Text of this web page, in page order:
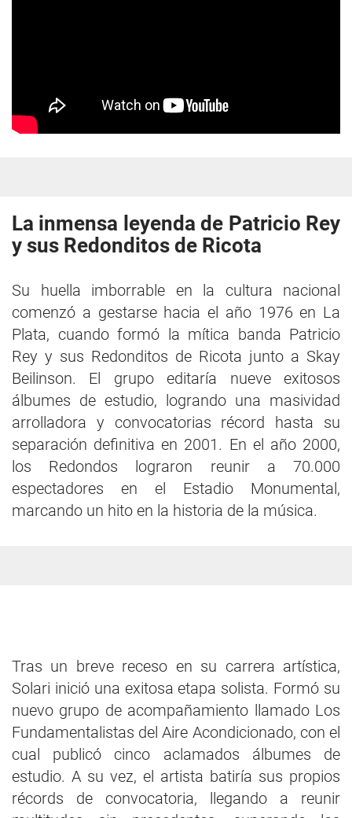
La inmensa leyenda de Patricio Rey
y sus Redonditos de Ricota
Su huella imborrable en la cultura nacional
comenzó a gestarse hacia el año 1976 en La
Plata, cuando formó la mítica banda Patricio
Rey y sus Redonditos de Ricota junto a Skay
Beilinson. El grupo editaría nueve exitosos
álbumes de estudio, logrando una masividad
arrolladora y convocatorias récord hasta su
separación definitiva en 2001. En el año 2000,
los Redondos lograron reunir a 70.000
espectadores en el Estadio Monumental,
marcando un hito en la historia de la música.
Tras un breve receso en su carrera artística,
Solari inició una exitosa etapa solista. Formó su
nuevo grupo de acompañamiento llamado Los
Fundamentalistas del Aire Acondicionado, con el
cual publicó cinco aclamados álbumes de
estudio. A su vez, el artista batiría sus propios
récords de convocatoria, llegando a reunir